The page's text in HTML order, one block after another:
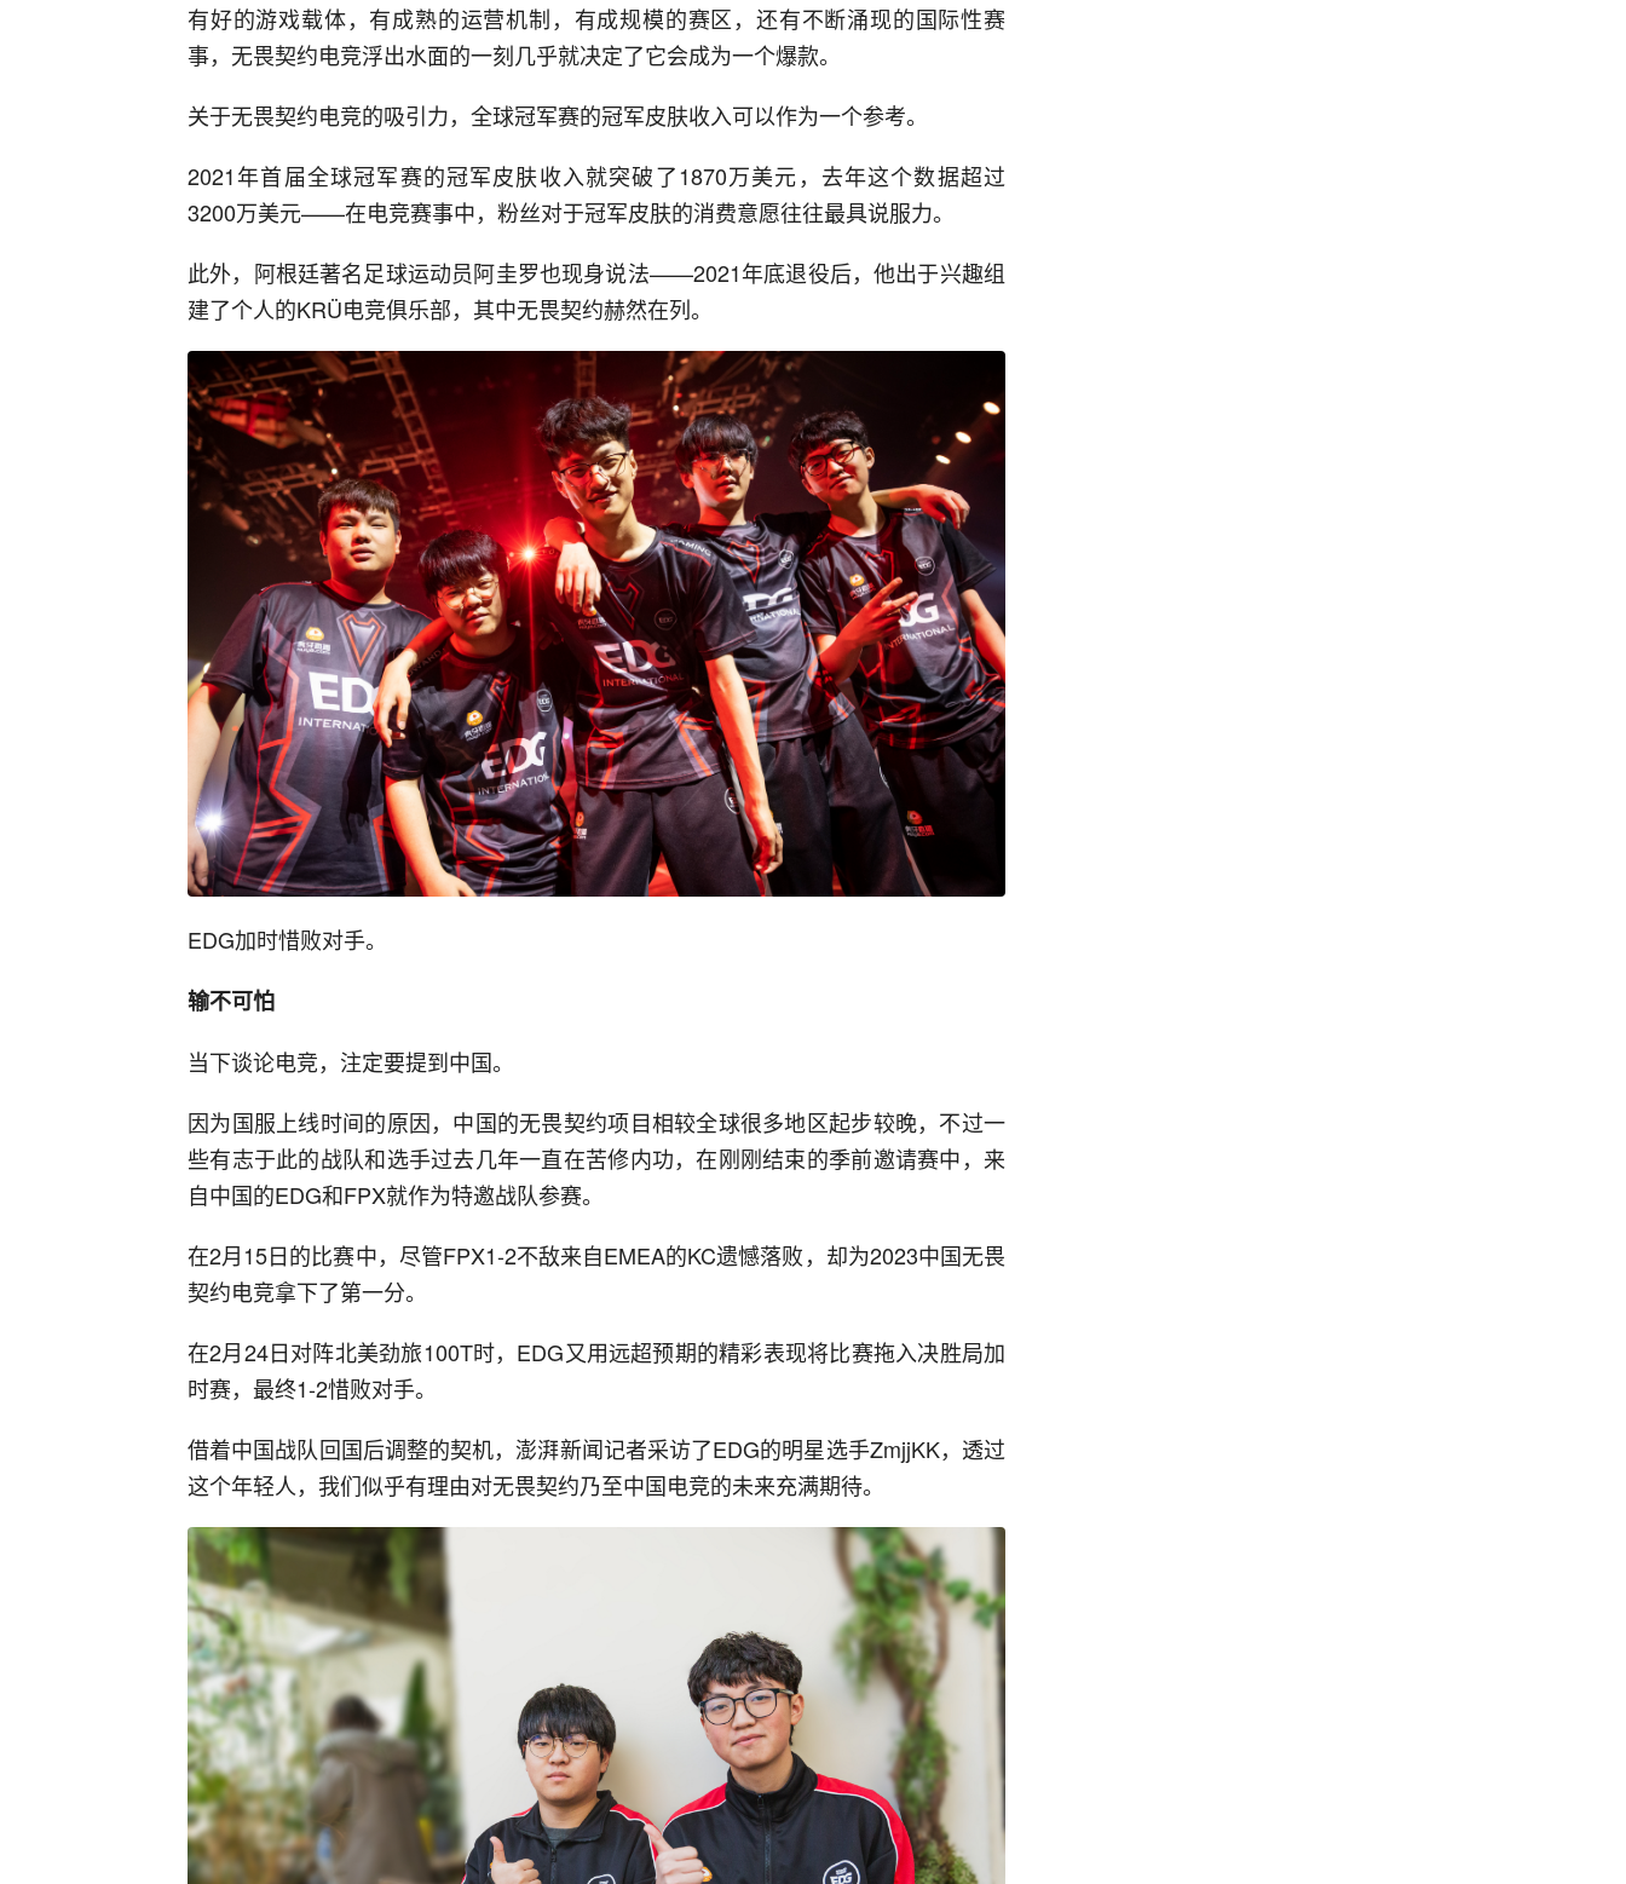
有好的游戏载体，有成熟的运营机制，有成规模的赛区，还有不断涌现的国际性赛
事，无畏契约电竞浮出水面的一刻几乎就决定了它会成为一个爆款。
关于无畏契约电竞的吸引力，全球冠军赛的冠军皮肤收入可以作为一个参考。
2021年首届全球冠军赛的冠军皮肤收入就突破了1870万美元，去年这个数据超过
3200万美元——在电竞赛事中，粉丝对于冠军皮肤的消费意愿往往最具说服力。
此外，阿根廷著名足球运动员阿圭罗也现身说法——2021年底退役后，他出于兴趣组
建了个人的KRÜ电竞俱乐部，其中无畏契约赫然在列。
EDG加时惜败对手。
输不可怕
当下谈论电竞，注定要提到中国。
因为国服上线时间的原因，中国的无畏契约项目相较全球很多地区起步较晚，不过一
些有志于此的战队和选手过去几年一直在苦修内功，在刚刚结束的季前邀请赛中，来
自中国的EDG和FPX就作为特邀战队参赛。
在2月15日的比赛中，尽管FPX1-2不敌来自EMEA的KC遗憾落败，却为2023中国无畏
契约电竞拿下了第一分。
在2月24日对阵北美劲旅100T时，EDG又用远超预期的精彩表现将比赛拖入决胜局加
时赛，最终1-2惜败对手。
借着中国战队回国后调整的契机，澎湃新闻记者采访了EDG的明星选手ZmjjKK，透过
这个年轻人，我们似乎有理由对无畏契约乃至中国电竞的未来充满期待。